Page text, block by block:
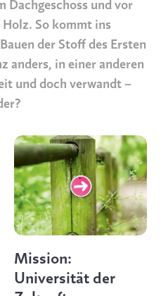
Dachgeschoss und vor
So kommt ins
der Stoff des Ersten
anders, in einer anderen
und doch verwandt –
Mission:
Universität der